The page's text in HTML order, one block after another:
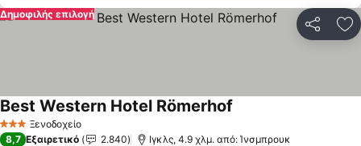
Δημοφιλής επιλογή
3 ΑστέριαΞενοδοχείο
Best Western Hotel Römerhof
8,7 Εξαιρετικό 2.840 Ιγκλς, 4.9 χλμ. από: Ίνσμπρουκ